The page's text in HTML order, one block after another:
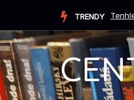
obsah
TRENDY